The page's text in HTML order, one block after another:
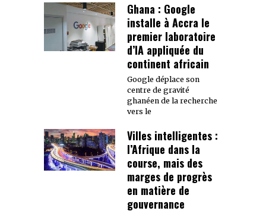
Ghana : Google
installe à Accra le
premier laboratoire
d’IA appliquée du
continent africain
Google déplace son
centre de gravité
ghanéen de la recherche
vers le
Villes intelligentes :
l’Afrique dans la
course, mais des
marges de progrès
en matière de
gouvernance